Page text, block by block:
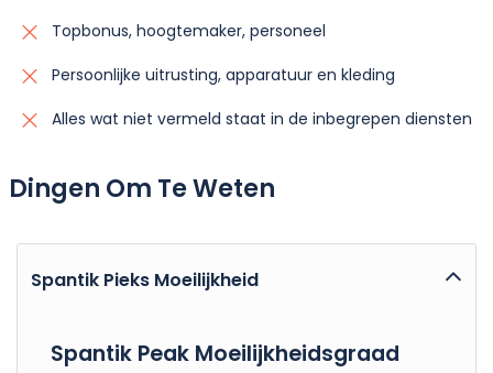
Topbonus, hoogtemaker, personeel
Persoonlijke uitrusting, apparatuur en kleding
Alles wat niet vermeld staat in de inbegrepen diensten
Dingen Om Te Weten
Spantik Pieks Moeilijkheid
Spantik Peak Moeilijkheidsgraad